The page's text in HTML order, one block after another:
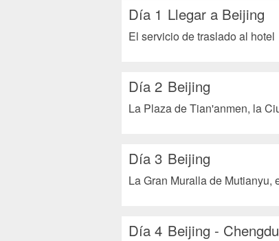
Día 1 Llegar a Beijing
El servicio de traslado al hotel
Día 2 Beijing
La Plaza de Tian'anmen, la
Día 3 Beijing
La Gran Muralla de
Día 4 Beijing - Chengdu